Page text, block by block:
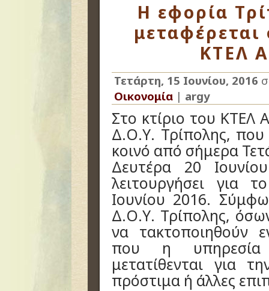
Η εφορία
μεταφέρεται
ΚΤΕΛ
Τετάρτη, 15 Ιουνίου, 2016
Οικονομία | argy
Στο κτίριο του ΚΤΕΛ
Δ.Ο.Υ. Τρίπολης, που
κοινό από σήμερα
Δευτέρα 20
λειτουργήσει για
Ιουνίου 2016.
Δ.Ο.Υ. Τρίπολης,
να τακτοποιηθούν
που η υπηρεσία
μετατίθενται για
πρόστιμα ή άλλες